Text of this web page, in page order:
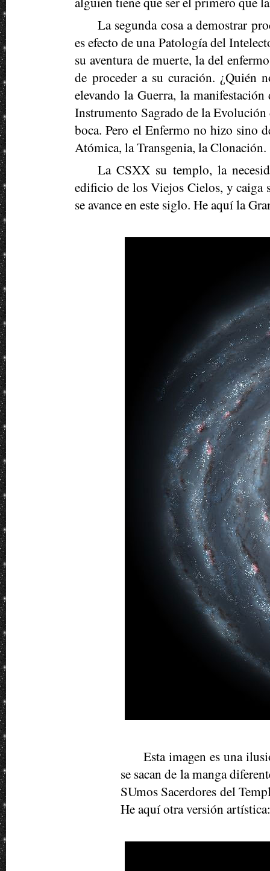
La segunda cosa a demostrar
es efecto de una Patología del
su aventura de muerte, la del
de proceder a su curación. ¿Quién
elevando la Guerra, la
Instrumento Sagrado de la Evolución
boca. Pero el Enfermo no hizo sino
Atómica, la Transgenia, la Clonación.
La CSXX su templo, la
edificio de los Viejos Cielos, y caiga
se avance en este siglo. He aquí la
Esta imagen es una
se sacan de la manga
SUmos Sacerdores del
He aquí otra versión artística: